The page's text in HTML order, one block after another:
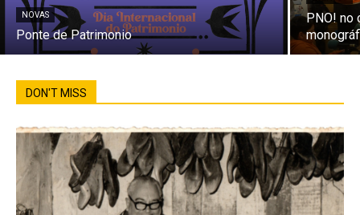
NOVAS
Ponte de Patrimonio
PNO! no
DON'T MISS